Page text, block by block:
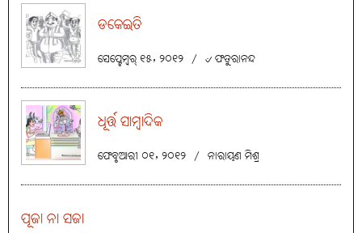
ଡକେଇତି
ସେପ୍ଟେମ୍ବର୍ ୧୫, ୨୦୧୨ / ୰ ଫତୁରାନନ୍ଦ
ଧୂର୍ତ୍ତ ସାମ୍ବାଦିକ
ଫେବୃଆରୀ ୦୧, ୨୦୧୨ / ନାରାୟଣ ମିଶ୍ର
ପୂଜା ନା ସଜା